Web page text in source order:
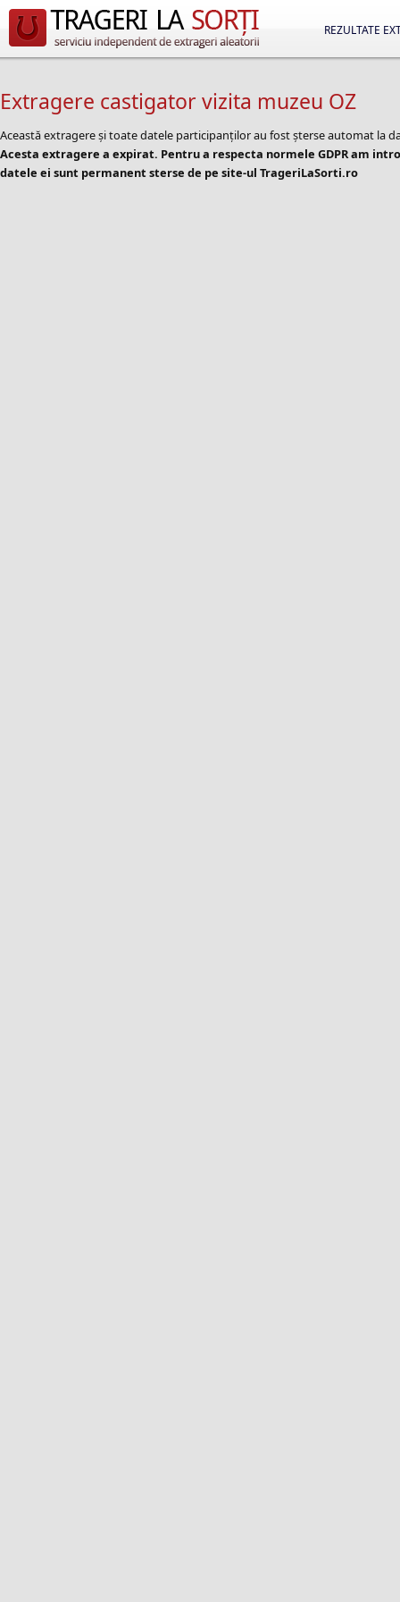
REZULTATE
Extragere castigator vizita muzeu OZ
Această extragere și toate datele participanților au fost șterse automat la
Acesta extragere a expirat. Pentru a respecta normele GDPR am
datele ei sunt permanent sterse de pe site-ul TrageriLaSorti.ro